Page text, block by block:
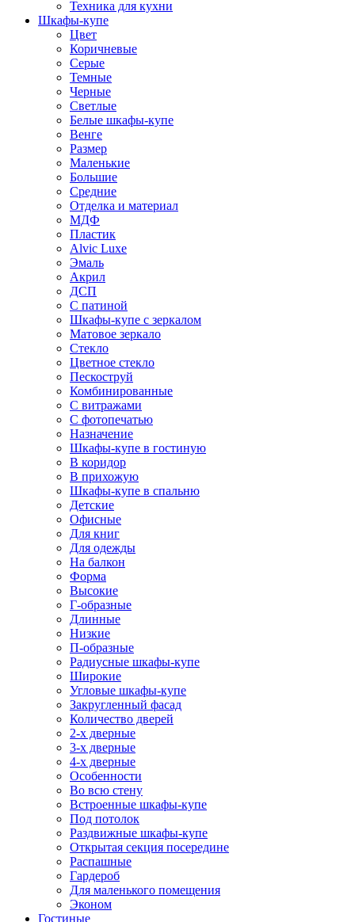
Техника для кухни
Шкафы-купе
Цвет
Коричневые
Серые
Темные
Черные
Светлые
Белые шкафы-купе
Венге
Размер
Маленькие
Большие
Средние
Отделка и материал
МДФ
Пластик
Alvic Luxe
Эмаль
Акрил
ДСП
С патиной
Шкафы-купе с зеркалом
Матовое зеркало
Стекло
Цветное стекло
Пескоструй
Комбинированные
С витражами
С фотопечатью
Назначение
Шкафы-купе в гостиную
В коридор
В прихожую
Шкафы-купе в спальню
Детские
Офисные
Для книг
Для одежды
На балкон
Форма
Высокие
Г-образные
Длинные
Низкие
П-образные
Радиусные шкафы-купе
Широкие
Угловые шкафы-купе
Закругленный фасад
Количество дверей
2-х дверные
3-х дверные
4-х дверные
Особенности
Во всю стену
Встроенные шкафы-купе
Под потолок
Раздвижные шкафы-купе
Открытая секция посередине
Распашные
Гардероб
Для маленького помещения
Эконом
Гостиные